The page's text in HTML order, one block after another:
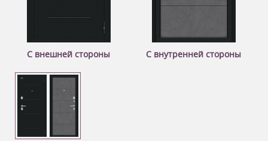
С внешней стороны С внутренней стороны